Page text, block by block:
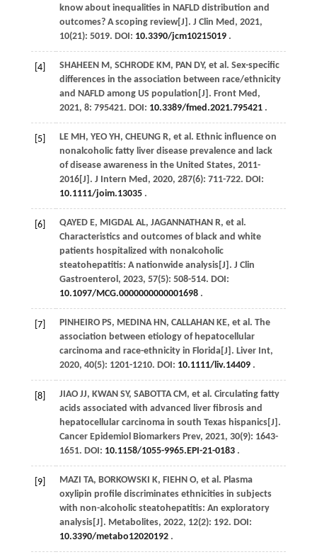
know about inequalities in NAFLD distribution and
outcomes? A scoping review[J]. J Clin Med , 2021,
10(21): 5019. DOI: 10.3390/jcm10215019.
[4] SHAHEEN M, SCHRODE KM, PAN DY, et al . Sex-specific
differences in the association between race/ethnicity
and NAFLD among US population[J]. Front Med ,
2021, 8: 795421. DOI: 10.3389/fmed.2021.795421.
[5] LE MH, YEO YH, CHEUNG R, et al . Ethnic influence on
nonalcoholic fatty liver disease prevalence and lack
of disease awareness in the United States, 2011-
2016[J]. J Intern Med , 2020, 287(6): 711-722. DOI:
10.1111/joim.13035.
[6] QAYED E, MIGDAL AL, JAGANNATHAN R, et al .
Characteristics and outcomes of black and white
patients hospitalized with nonalcoholic
steatohepatitis: A nationwide analysis[J]. J Clin
Gastroenterol , 2023, 57(5): 508-514. DOI:
10.1097/MCG.0000000000001698.
[7] PINHEIRO PS, MEDINA HN, CALLAHAN KE, et al . The
association between etiology of hepatocellular
carcinoma and race-ethnicity in Florida[J]. Liver Int,
2020, 40(5): 1201-1210. DOI: 10.1111/liv.14409.
[8] JIAO JJ, KWAN SY, SABOTTA CM, et al . Circulating fatty
acids associated with advanced liver fibrosis and
hepatocellular carcinoma in south Texas hispanics[J].
Cancer Epidemiol Biomarkers Prev, 2021, 30(9): 1643-
1651. DOI: 10.1158/1055-9965.EPI-21-0183.
[9] MAZI TA, BORKOWSKI K, FIEHN O, et al . Plasma
oxylipin profile discriminates ethnicities in subjects
with non-alcoholic steatohepatitis: An exploratory
analysis[J]. Metabolites, 2022, 12(2): 192. DOI:
10.3390/metabo12020192.